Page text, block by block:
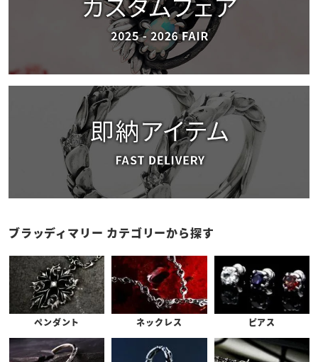
ブラッディマリー カテゴリーから探す
ペンダント ネックレス ピアス